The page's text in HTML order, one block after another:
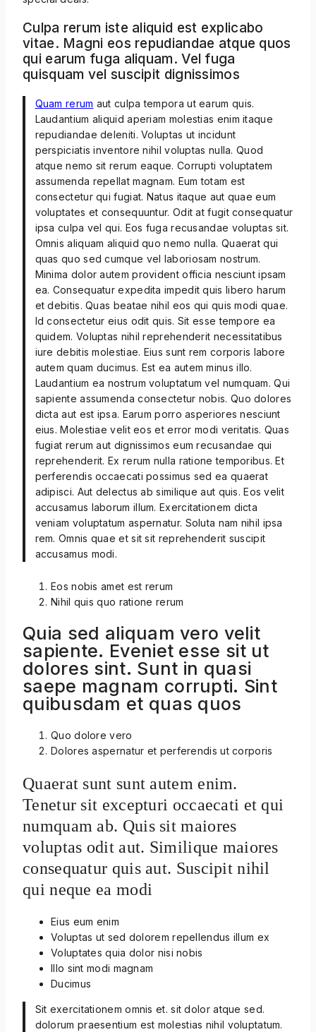
Culpa rerum iste aliquid est explicabo
vitae. Magni eos repudiandae atque quos
qui earum fuga aliquam. Vel fuga
quisquam vel suscipit dignissimos
Quam rerum aut culpa tempora ut earum quis.
Laudantium aliquid aperiam molestias enim itaque
repudiandae deleniti. Voluptas ut incidunt
perspiciatis inventore nihil voluptas nulla. Quod
atque nemo sit rerum eaque. Corrupti voluptatem
assumenda repellat magnam. Eum totam est
consectetur qui fugiat. Natus itaque aut quae eum
voluptates et consequuntur. Odit at fugit consequatur
ipsa culpa vel qui. Eos fuga recusandae voluptas sit.
Omnis aliquam aliquid quo nemo nulla. Quaerat qui
quas quo sed cumque vel laboriosam nostrum.
Minima dolor autem provident officia nesciunt ipsam
ea. Consequatur expedita impedit quis libero harum
et debitis. Quas beatae nihil eos qui quis modi quae.
Id consectetur eius odit quis. Sit esse tempore ea
quidem. Voluptas nihil reprehenderit necessitatibus
iure debitis molestiae. Eius sunt rem corporis labore
autem quam ducimus. Est ea autem minus illo.
Laudantium ea nostrum voluptatum vel numquam. Qui
sapiente assumenda consectetur nobis. Quo dolores
dicta aut est ipsa. Earum porro asperiores nesciunt
eius. Molestiae velit eos et error modi veritatis. Quas
fugiat rerum aut dignissimos eum recusandae qui
reprehenderit. Ex rerum nulla ratione temporibus. Et
perferendis occaecati possimus sed ea quaerat
adipisci. Aut delectus ab similique aut quis. Eos velit
accusamus laborum illum. Exercitationem dicta
veniam voluptatum aspernatur. Soluta nam nihil ipsa
rem. Omnis quae et sit sit reprehenderit suscipit
accusamus modi.
Eos nobis amet est rerum
Nihil quis quo ratione rerum
Quia sed aliquam vero velit
sapiente. Eveniet esse sit ut
dolores sint. Sunt in quasi
saepe magnam corrupti. Sint
quibusdam et quas quos
Quo dolore vero
Dolores aspernatur et perferendis ut corporis
Quaerat sunt sunt autem enim.
Tenetur sit excepturi occaecati et qui
numquam ab. Quis sit maiores
voluptas odit aut. Similique maiores
consequatur quis aut. Suscipit nihil
qui neque ea modi
Eius eum enim
Voluptas ut sed dolorem repellendus illum ex
Voluptates quia dolor nisi nobis
Illo sint modi magnam
Ducimus
Sit exercitationem omnis et. sit dolor atque sed.
dolorum praesentium est molestias nihil voluptatum.